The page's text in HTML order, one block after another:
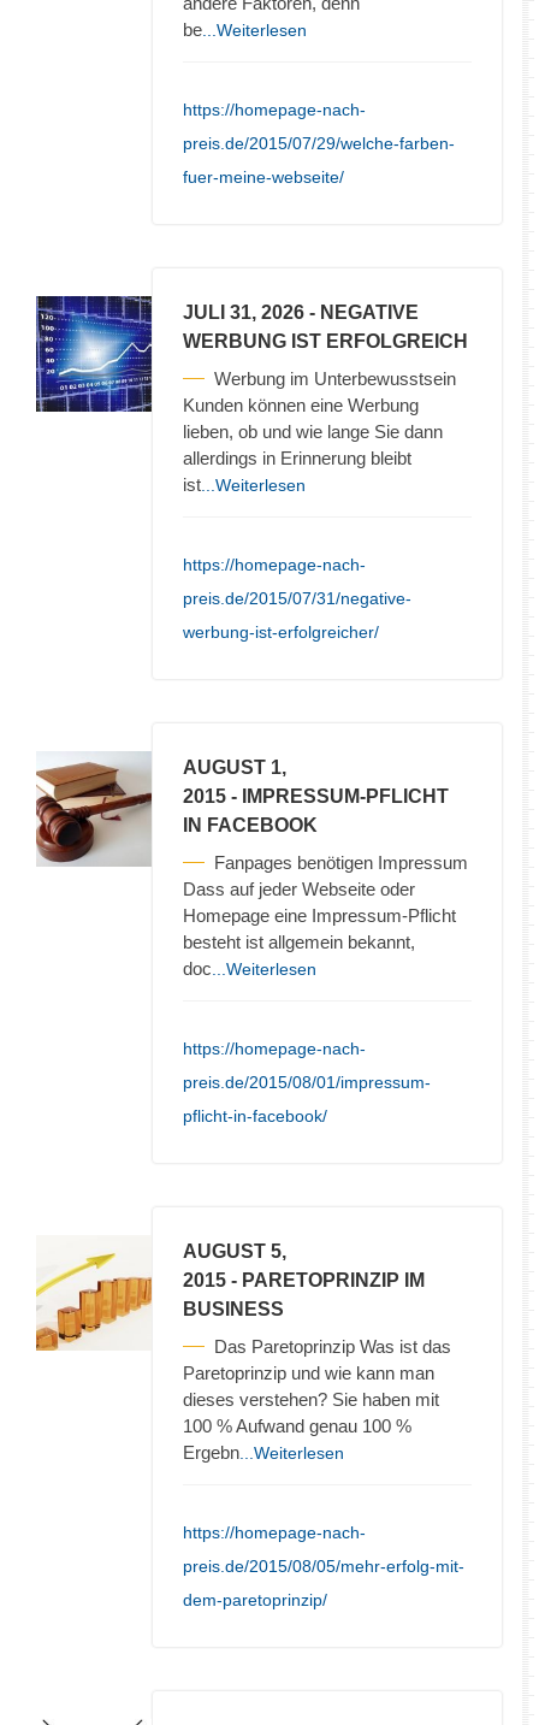
be ...Weiterlesen
https://homepage-nach-
preis.de/2015/07/29/welche-farben-
fuer-meine-webseite/
JULI 31, 2026 - NEGATIVE
WERBUNG IST ERFOLGREICH
Werbung im Unterbewusstsein
Kunden können eine Werbung
lieben, ob und wie lange Sie dann
allerdings in Erinnerung bleibt
ist ...Weiterlesen
https://homepage-nach-
preis.de/2015/07/31/negative-
werbung-ist-erfolgreicher/
AUGUST 1,
2015 - IMPRESSUM-PFLICHT
IN FACEBOOK
Fanpages benötigen Impressum
Dass auf jeder Webseite oder
Homepage eine Impressum-Pflicht
besteht ist allgemein bekannt,
doc ...Weiterlesen
https://homepage-nach-
preis.de/2015/08/01/impressum-
pflicht-in-facebook/
AUGUST 5,
2015 - PARETOPRINZIP IM
BUSINESS
Das Paretoprinzip Was ist das
Paretoprinzip und wie kann man
dieses verstehen? Sie haben mit
100 % Aufwand genau 100 %
Ergebn ...Weiterlesen
https://homepage-nach-
preis.de/2015/08/05/mehr-erfolg-mit-
dem-paretoprinzip/